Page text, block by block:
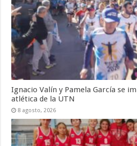
Ignacio Valín y Pamela García se
atlética de la UTN
8 agosto, 2026